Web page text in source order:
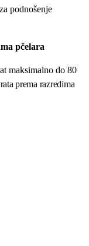
za podnošenje
pčelara
maksimalno do 80
prema razredima